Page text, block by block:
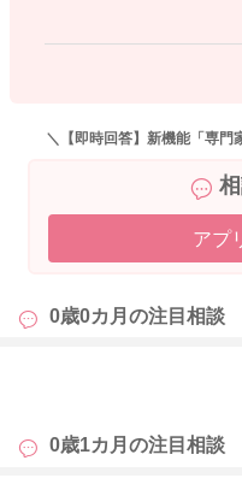
＼【即時回答】新機能「専門
アプ
0歳0カ月の注目相談
も
0歳1カ月の注目相談